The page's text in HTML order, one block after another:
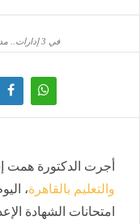
في 3 إدارات.. مدير "تعليم القاهرة" تتابع سير آخر امتحانات الشهادة الإعدادية
أجرت الدكتورة همت
والتعليم بالقاهرة،
امتحانات الشهادة